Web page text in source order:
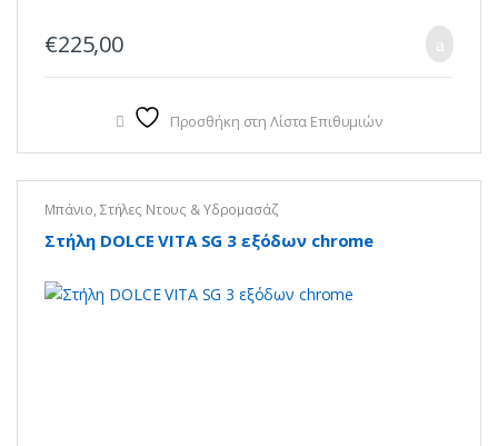
€225,00
Προσθήκη στη Λίστα Επιθυμιών
Μπάνιο, Στήλες Ντους & Υδρομασάζ
Στήλη DOLCE VITA SG 3 εξόδων chrome